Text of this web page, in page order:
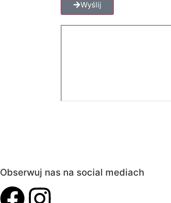
Wyślij
Obserwuj nas na social mediach